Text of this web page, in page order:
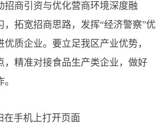
招商引资与优化营商环境深度融
拓宽招商思路，发挥“经济警察”优
质企业。要立足我区产业优势，
，精准对接食品生产类企业，做好
在手机上打开页面